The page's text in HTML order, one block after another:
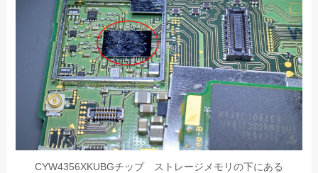
CYW4356XKUBGチップ ストレージメモリの下にある